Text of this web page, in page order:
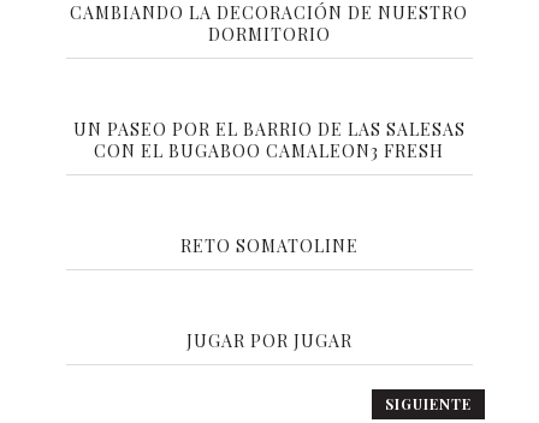
CAMBIANDO LA DECORACIÓN DE NUESTRO
DORMITORIO
UN PASEO POR EL BARRIO DE LAS SALESAS
CON EL BUGABOO CAMALEON3 FRESH
RETO SOMATOLINE
JUGAR POR JUGAR
SIGUIENTE